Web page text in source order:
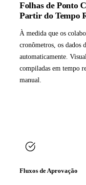
Folhas de Ponto
Partir do Tempo
À medida que os
cronômetros, os dados
automaticamente.
compiladas em tempo
manual.
Fluxos de Aprovação